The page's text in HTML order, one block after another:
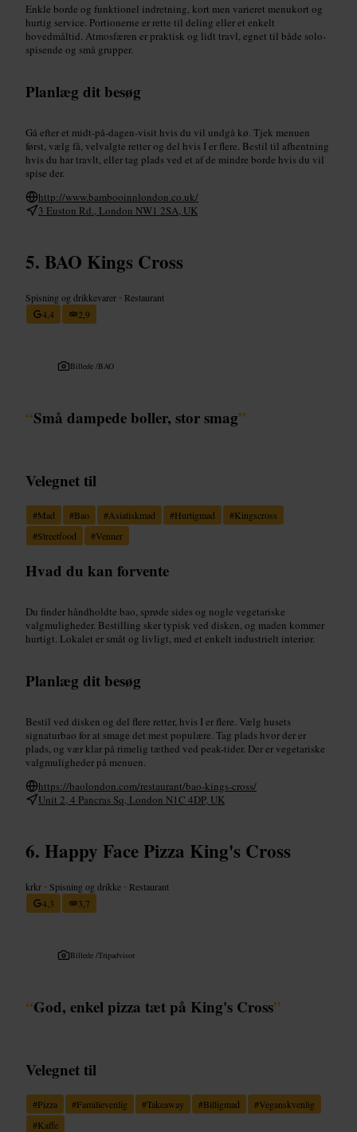
Enkle borde og funktionel indretning, kort men varieret menukort og
hurtig service. Portionerne er rette til deling eller et enkelt
hovedmåltid. Atmosfæren er praktisk og lidt travl, egnet til både solo-
spisende og små grupper.
Planlæg dit besøg
Gå efter et midt-på-dagen-visit hvis du vil undgå kø. Tjek menuen
først, vælg få, velvalgte retter og del hvis I er flere. Bestil til afhentning
hvis du har travlt, eller tag plads ved et af de mindre borde hvis du vil
spise der.
http://www.bambooinnlondon.co.uk/
3 Euston Rd., London NW1 2SA, UK
BAO Kings Cross
Spisning og drikkevarer • Restaurant
4,4
2,9
Billede /BAO
“Små dampede boller, stor smag”
Velegnet til
#Mad #Bao #Asiatiskmad #Hurtigmad #Kingscross
#Streetfood #Venner
Hvad du kan forvente
Du finder håndholdte bao, sprøde sides og nogle vegetariske
valgmuligheder. Bestilling sker typisk ved disken, og maden kommer
hurtigt. Lokalet er småt og livligt, med et enkelt industrielt interiør.
Planlæg dit besøg
Bestil ved disken og del flere retter, hvis I er flere. Vælg husets
signaturbao for at smage det mest populære. Tag plads hvor der er
plads, og vær klar på rimelig tæthed ved peak-tider. Der er vegetariske
valgmuligheder på menuen.
https://baolondon.com/restaurant/bao-kings-cross/
Unit 2, 4 Pancras Sq, London N1C 4DP, UK
Happy Face Pizza King's Cross
krkr • Spisning og drikke • Restaurant
4,3
3,7
Billede /Tripadvisor
“God, enkel pizza tæt på King's Cross”
Velegnet til
#Pizza #Familievenlig #Takeaway #Billigmad #Veganskvenlig
#Kaffe